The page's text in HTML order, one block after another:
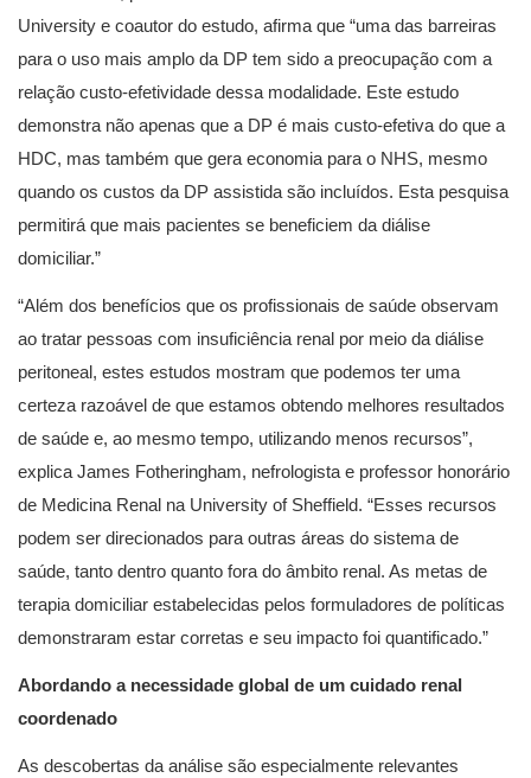
University e coautor do estudo, afirma que “uma das barreiras
para o uso mais amplo da DP tem sido a preocupação com a
relação custo-efetividade dessa modalidade. Este estudo
demonstra não apenas que a DP é mais custo-efetiva do que a
HDC, mas também que gera economia para o NHS, mesmo
quando os custos da DP assistida são incluídos. Esta pesquisa
permitirá que mais pacientes se beneficiem da diálise
domiciliar.”
“Além dos benefícios que os profissionais de saúde observam
ao tratar pessoas com insuficiência renal por meio da diálise
peritoneal, estes estudos mostram que podemos ter uma
certeza razoável de que estamos obtendo melhores resultados
de saúde e, ao mesmo tempo, utilizando menos recursos”,
explica James Fotheringham, nefrologista e professor honorário
de Medicina Renal na University of Sheffield. “Esses recursos
podem ser direcionados para outras áreas do sistema de
saúde, tanto dentro quanto fora do âmbito renal. As metas de
terapia domiciliar estabelecidas pelos formuladores de políticas
demonstraram estar corretas e seu impacto foi quantificado.”
Abordando a necessidade global de um cuidado renal
coordenado
As descobertas da análise são especialmente relevantes